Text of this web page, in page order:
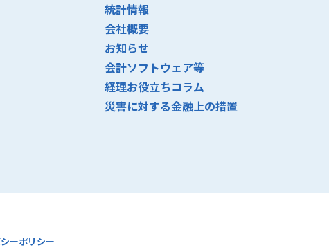
統計情報
会社概要
お知らせ
会計ソフトウェア等
経理お役立ちコラム
災害に対する金融上の措置
ーポリシー